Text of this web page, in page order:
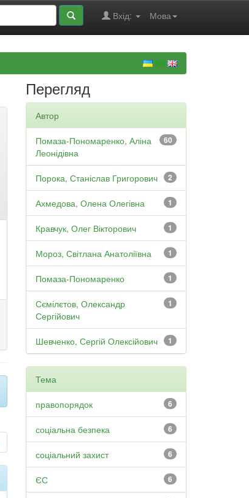
Мова
Вхід:
Перегляд
Автор
60
Помаза-Пономаренко, Аліна
Леонідівна
2
Порока, Станіслав Григорович
1
Ахмедова, Олена Олегівна
1
Кравчук, Олег Вікторович
1
Мороз, Світлана Анатоліївна
1
Помаза-Пономаренко
1
Сємілєтов, Олександр
Сергійович
1
Шевченко, Сергій Олексійович
Тема
6
правопорядок
6
соціальна безпека
6
соціальний захист
6
ЄС